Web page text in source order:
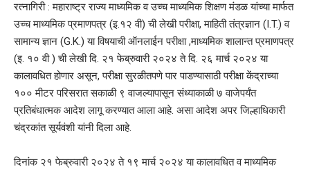
रत्नागिरी : महाराष्ट्र राज्य माध्यमिक व उच्च माध्यमिक शिक्षण मंडळ यांच्या मार्फत
उच्च माध्यमिक प्रमाणपत्र (इ.१२ वी) ची लेखी परीक्षा, माहिती तंत्रज्ञान (I.T.) व
सामान्य ज्ञान (G.K.) या विषयाची ऑनलाईन परीक्षा ,माध्यमिक शालान्त प्रमाणपत्र
(इ. १० वी ) ची लेखी दि. २१ फेब्रुवारी २०२४ ते दि. २६ मार्च २०२४ या
कालावधित होणार असून, परीक्षा सुरळीतपणे पार पाडण्यासाठी परीक्षा केंद्राच्या
१०० मीटर परिसरात सकाळी ९ वाजल्यापासून संध्याकाळी ७ वाजेपर्यंत
प्रतिबंधात्मक आदेश लागू करण्यात आला आहे. असा आदेश अपर जिल्हाधिकारी
चंद्रकांत सूर्यवंशी यांनी दिला आहे.
दिनांक २१ फेब्रुवारी २०२४ ते १९ मार्च २०२४ या कालावधित व माध्यमिक